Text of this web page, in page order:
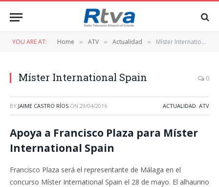
YOU ARE AT: Home » ATV » Actualidad » Míster International Spain
Míster International Spain 0
BY JAIME CASTRO RÍOS ON 29/04/2016 ACTUALIDAD, ATV
Apoya a Francisco Plaza para Míster
International Spain
Francisco Plaza será el representante de Málaga en el
concurso Míster International Spain el 28 de mayo. El alhaurino